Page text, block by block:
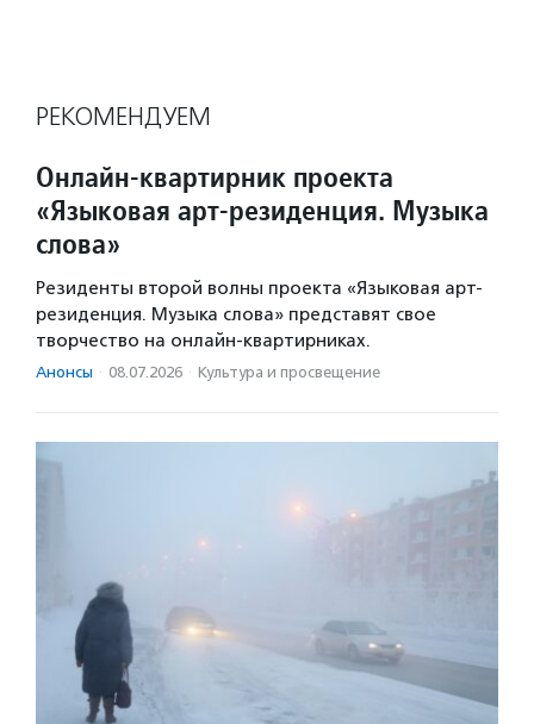
РЕКОМЕНДУЕМ
Онлайн-квартирник проекта
«Языковая арт-резиденция. Музыка
слова»
Резиденты второй волны проекта «Языковая арт-
резиденция. Музыка слова» представят свое
творчество на онлайн-квартирниках.
Анонсы · 08.07.2026 · Культура и просвещение